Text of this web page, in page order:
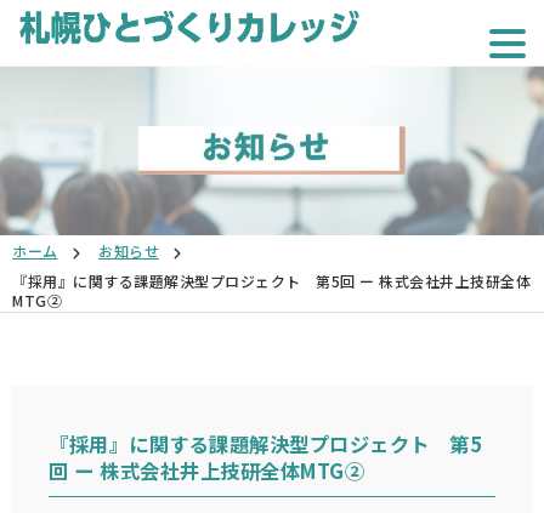
ホーム
お知らせ
『採用』に関する課題解決型プロジェクト 第5回 ー 株式会社井上技研全体
MTG②
『採用』に関する課題解決型プロジェクト 第5
回 ー 株式会社井上技研全体MTG②